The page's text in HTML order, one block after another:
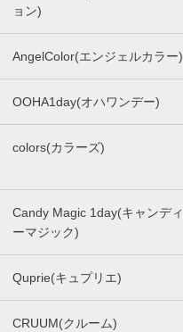
ョン)
AngelColor(エンジェルカラー)
OOHA1day(オハワンデー)
colors(カラーズ)
Candy Magic 1day(キャンディ
ーマジック)
Quprie(キュプリエ)
CRUUM(クルーム)